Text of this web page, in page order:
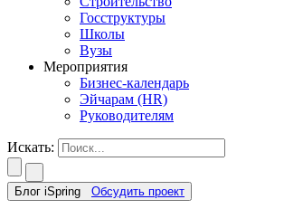
Госструктуры
Школы
Вузы
Мероприятия
Бизнес-календарь
Эйчарам (HR)
Руководителям
Искать:
Блог iSpring Обсудить проект